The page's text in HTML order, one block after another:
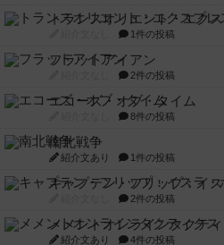
トランスオリエント・エクス
1件の投稿
フラットアイアン
2件の投稿
エコーズ・オブ・タイム
8件の投稿
南北戦争
紹介文あり 1件の投稿
キャプテン・フリップ：イ
2件の投稿
メメントオンラインタクティ
紹介文あり 4件の投稿